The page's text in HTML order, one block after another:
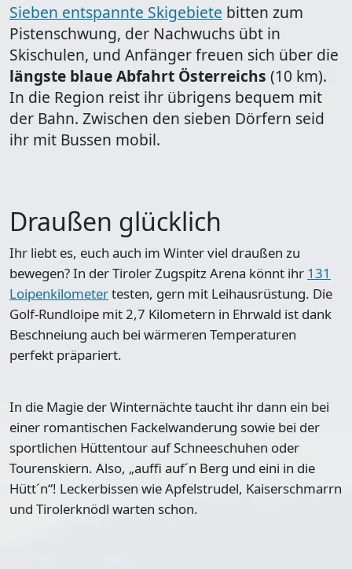
Sieben entspannte Skigebiete bitten zum
Pistenschwung, der Nachwuchs übt in
Skischulen, und Anfänger freuen sich über die
längste blaue Abfahrt Österreichs (10 km).
In die Region reist ihr übrigens bequem mit
der Bahn. Zwischen den sieben Dörfern seid
ihr mit Bussen mobil.
Draußen glücklich
Ihr liebt es, euch auch im Winter viel draußen zu
bewegen? In der Tiroler Zugspitz Arena könnt ihr 131
Loipenkilometertesten, gern mit Leihausrüstung. Die
Golf-Rundloipe mit 2,7 Kilometern in Ehrwald ist dank
Beschneiung auch bei wärmeren Temperaturen
perfekt präpariert.
In die Magie der Winternächtetaucht ihr dann ein bei
einer romantischen Fackelwanderung sowie bei der
sportlichen Hüttentourauf Schneeschuhen oder
Tourenskiern. Also, „auffi auf´n Berg und eini in die
Hütt´n“! Leckerbissen wie Apfelstrudel, Kaiserschmarrn
und Tirolerknödl warten schon.